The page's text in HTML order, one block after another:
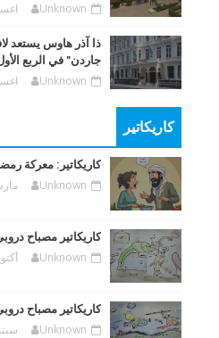
Unknown
ذا آذر هاوس يستعد
جاردن" في الربع الأول
Unknown
كاريكاتير
كاريكاتير: معركة
Unknown مارس
كاريكاتير مصباح
Unknown أكتوبر 05,
كاريكاتير مصباح
Unknown سبتمبر